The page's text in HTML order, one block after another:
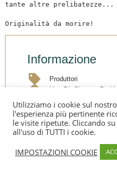
tante altre prelibatezze...
Originalità da morire!
Informazione
Produttori
Lieu Dit Cintrone
06 47 37 44 67
https://www.stella-
contact@stella-
Instagram
Utilizziamo i cookie sul
l'esperienza più pertinente
le visite ripetute. Cliccando
all'uso di TUTTI i cookie.
IMPOSTAZIONI COOKIE